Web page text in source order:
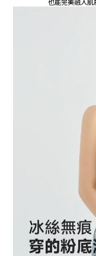
也能完美融入肌